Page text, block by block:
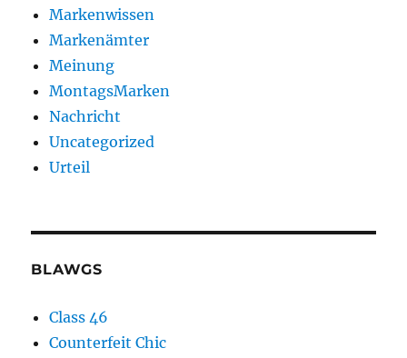
Markenwissen
Markenämter
Meinung
MontagsMarken
Nachricht
Uncategorized
Urteil
BLAWGS
Class 46
Counterfeit Chic